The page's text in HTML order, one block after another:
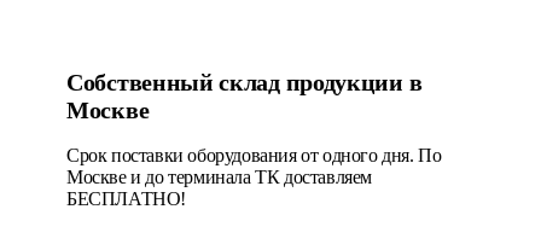
Собственный склад продукции в
Москве
Срок поставки оборудования от одного дня. По
Москве и до терминала ТК доставляем
БЕСПЛАТНО!